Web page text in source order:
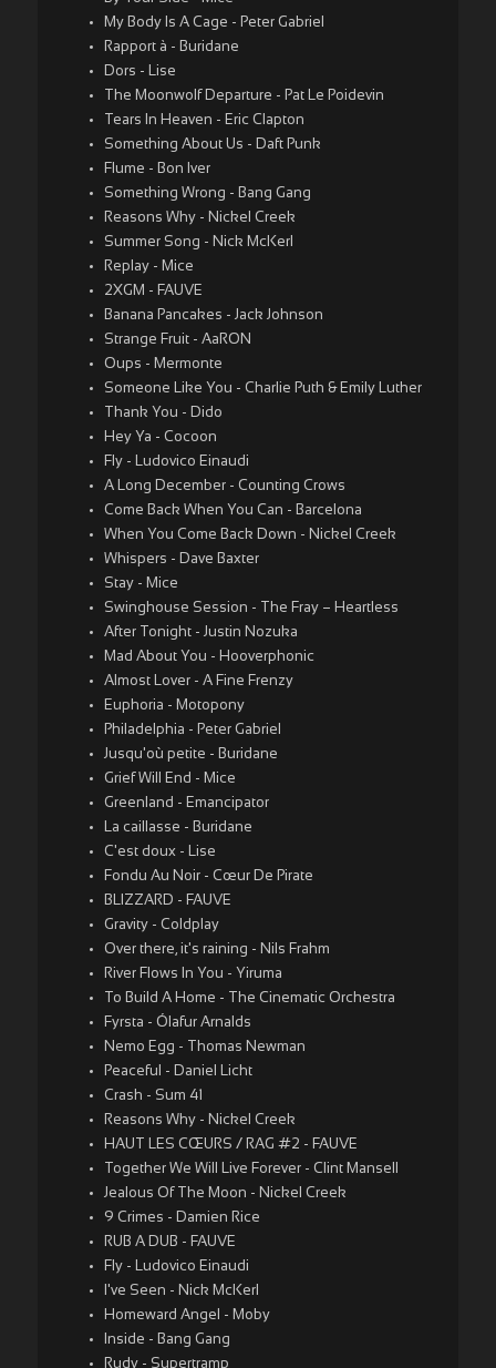
My Body Is A Cage - Peter Gabriel
Rapport à - Buridane
Dors - Lise
The Moonwolf Departure - Pat Le Poidevin
Tears In Heaven - Eric Clapton
Something About Us - Daft Punk
Flume - Bon Iver
Something Wrong - Bang Gang
Reasons Why - Nickel Creek
Summer Song - Nick McKerl
Replay - Mice
2XGM - FAUVE
Banana Pancakes - Jack Johnson
Strange Fruit - AaRON
Oups - Mermonte
Someone Like You - Charlie Puth & Emily Luther
Thank You - Dido
Hey Ya - Cocoon
Fly - Ludovico Einaudi
A Long December - Counting Crows
Come Back When You Can - Barcelona
When You Come Back Down - Nickel Creek
Whispers - Dave Baxter
Stay - Mice
Swinghouse Session - The Fray – Heartless
After Tonight - Justin Nozuka
Mad About You - Hooverphonic
Almost Lover - A Fine Frenzy
Euphoria - Motopony
Philadelphia - Peter Gabriel
Jusqu'où petite - Buridane
Grief Will End - Mice
Greenland - Emancipator
La caillasse - Buridane
C'est doux - Lise
Fondu Au Noir - Cœur De Pirate
BLIZZARD - FAUVE
Gravity - Coldplay
Over there, it's raining - Nils Frahm
River Flows In You - Yiruma
To Build A Home - The Cinematic Orchestra
Fyrsta - Ólafur Arnalds
Nemo Egg - Thomas Newman
Peaceful - Daniel Licht
Crash - Sum 41
Reasons Why - Nickel Creek
HAUT LES CŒURS / RAG #2 - FAUVE
Together We Will Live Forever - Clint Mansell
Jealous Of The Moon - Nickel Creek
9 Crimes - Damien Rice
RUB A DUB - FAUVE
Fly - Ludovico Einaudi
I've Seen - Nick McKerl
Homeward Angel - Moby
Inside - Bang Gang
Rudy - Supertramp